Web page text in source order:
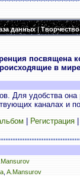
данных|Творчество
посвящена
в
Для удобства
каналах и
Регистрация
A.Mansurov